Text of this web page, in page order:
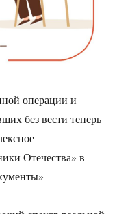
операции и
без вести теперь
Отечества» в